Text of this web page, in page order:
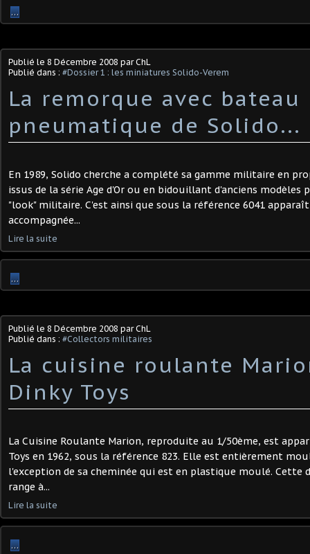
…
Publié le 8 Décembre 2008 par ChL
Publié dans : #Dossier 1 : les miniatures Solido-Verem
La remorque avec bateau
pneumatique de Solido...
En 1989, Solido cherche a complété sa gamme militaire en
issus de la série Age d'Or ou en bidouillant d'anciens modèles
"look" militaire. C'est ainsi que sous la référence 6041
accompagnée...
Lire la suite
…
Publié le 8 Décembre 2008 par ChL
Publié dans : #Collectors militaires
La cuisine roulante
Dinky Toys
La Cuisine Roulante Marion, reproduite au 1/50ème, est
Toys en 1962, sous la référence 823. Elle est entièrement
l'exception de sa cheminée qui est en plastique moulé. Cette
range à...
Lire la suite
…